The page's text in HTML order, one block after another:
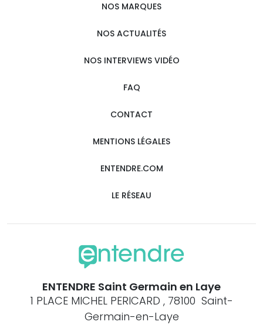
NOS MARQUES
NOS ACTUALITÉS
NOS INTERVIEWS VIDÉO
FAQ
CONTACT
MENTIONS LÉGALES
ENTENDRE.COM
LE RÉSEAU
ENTENDRE Saint Germain en Laye
1 PLACE MICHEL PERICARD , 78100 Saint-
Germain-en-Laye